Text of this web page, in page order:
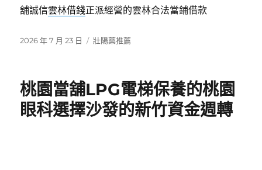
舖誠信雲林借錢正派經營的雲林合法當鋪借款
發
2026 年 7 月 23 日
分
壯陽藥推薦
桃園當舖LPG電梯保養的桃園
眼科選擇沙發的新竹資金週轉